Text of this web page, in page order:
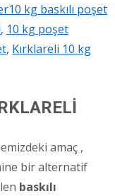
10 kg baskılı poşet
, 10 kg poşet
, Kırklareli 10 kg
amaç ,
bir alternatif
baskılı